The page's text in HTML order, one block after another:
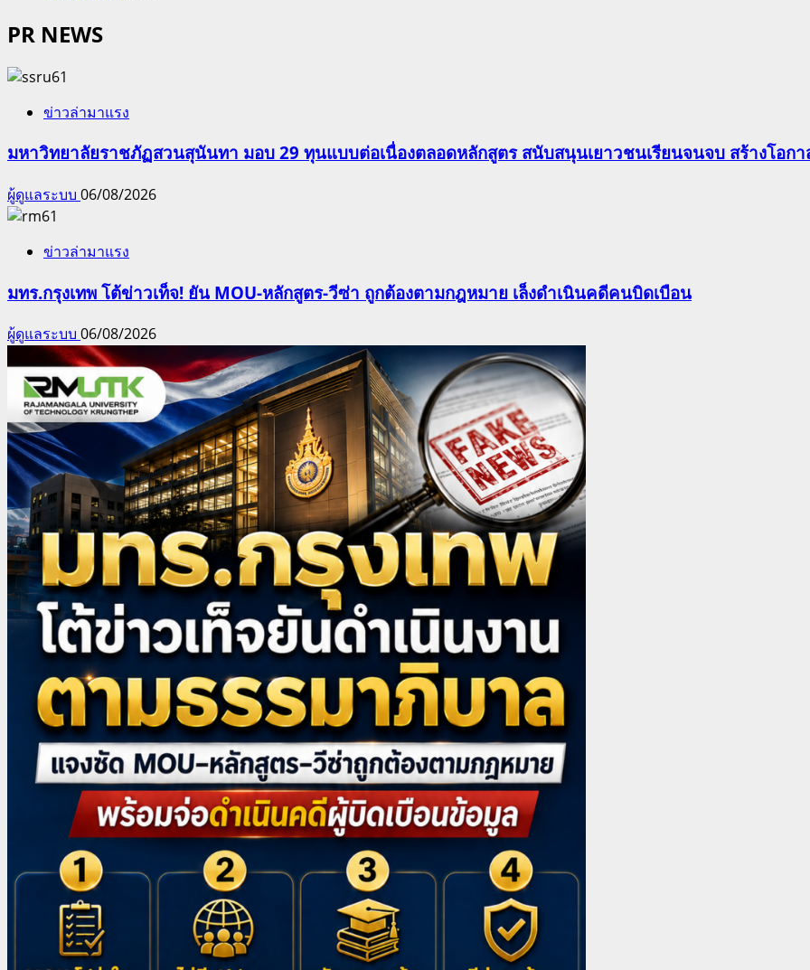
PR NEWS
ข่าวล่ามาแรง
มหาวิทยาลัยราชภัฏสวนสุนันทา มอบ 29 ทุนแบบต่อเนื่องตลอดหลักสูตร สนับสนุนเยาวชนเรียนจนจบ สร้างโอกา
ผู้ดูแลระบบ 06/08/2026
ข่าวล่ามาแรง
มทร.กรุงเทพ โต้ข่าวเท็จ! ยัน MOU-หลักสูตร-วีซ่า ถูกต้องตามกฎหมาย เล็งดำเนินคดีคนบิดเบือน
ผู้ดูแลระบบ 06/08/2026